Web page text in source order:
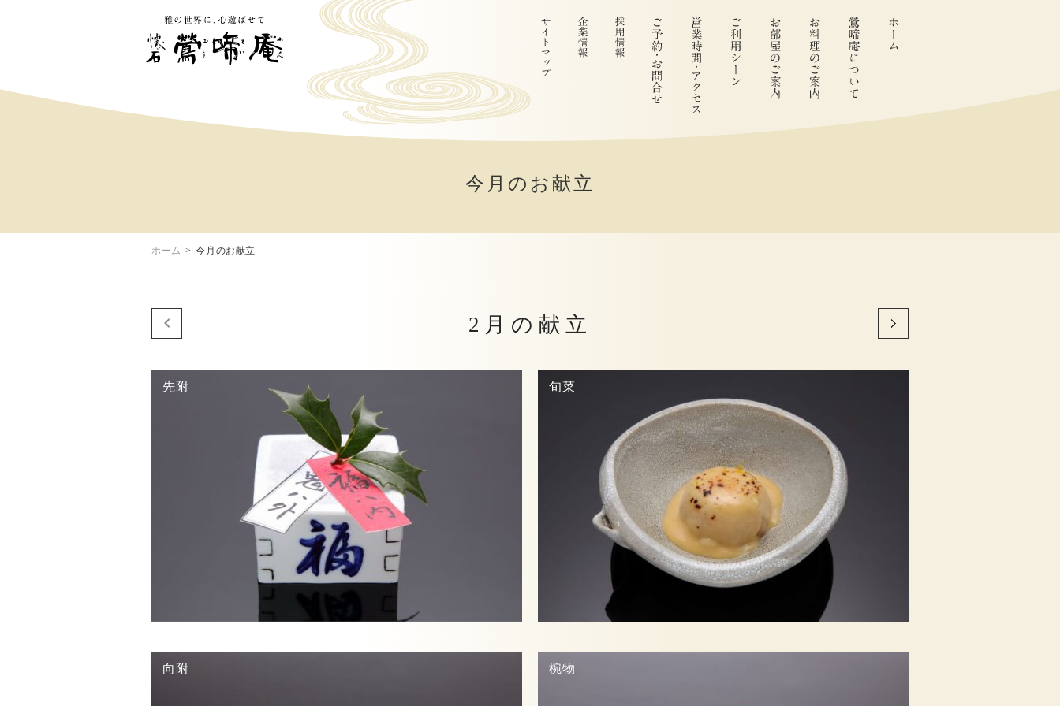
今月のお献立
ホーム > 今月のお献立
2月の献立
先附 旬菜
向附 椀物